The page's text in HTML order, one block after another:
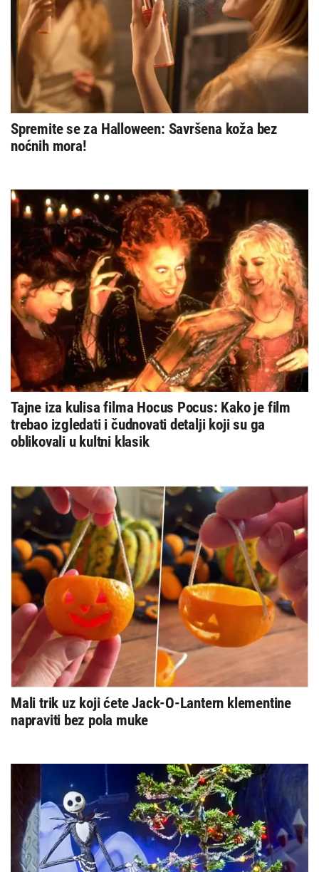
Spremite se za Halloween: Savršena koža bez
noćnih mora!
Tajne iza kulisa filma Hocus Pocus: Kako je film
trebao izgledati i čudnovati detalji koji su ga
oblikovali u kultni klasik
Mali trik uz koji ćete Jack-O-Lantern klementine
napraviti bez pola muke